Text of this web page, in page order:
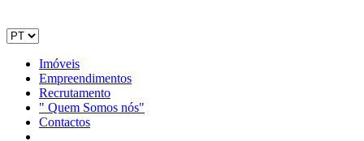
Imóveis
Empreendimentos
Recrutamento
" Quem Somos nós"
Contactos